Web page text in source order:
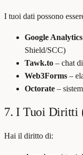
I tuoi dati possono
Google Analytics
Shield/SCC)
Tawk.to – chat
Web3Forms –
Octorate –
7. I Tuoi Diritti
Hai il diritto di: